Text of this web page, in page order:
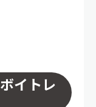
イトレ